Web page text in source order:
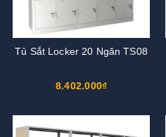
Tủ Sắt Locker 20 Ngăn TS08
8.402.000₫